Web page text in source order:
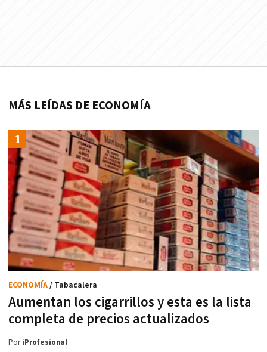
MÁS LEÍDAS DE ECONOMÍA
Aumentan los cigarrillos y esta es la lista
completa de precios actualizados
ECONOMÍA/ Tabacalera
PoriProfesional